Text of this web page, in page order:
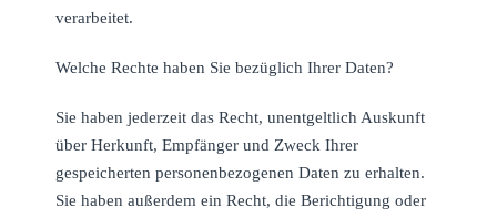
verarbeitet.
Welche Rechte haben Sie bezüglich Ihrer Daten?
Sie haben jederzeit das Recht, unentgeltlich Auskunft
über Herkunft, Empfänger und Zweck Ihrer
gespeicherten personenbezogenen Daten zu erhalten.
Sie haben außerdem ein Recht, die Berichtigung oder